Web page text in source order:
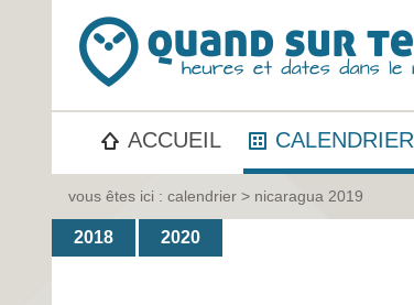
ACCUEIL CALENDRIER
vous êtes ici : calendrier > nicaragua 2019
2018 2020